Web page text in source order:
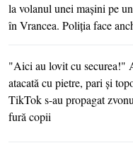
la volanul unei maşini pe
în Vrancea. Poliţia face
"Aici au lovit cu securea!"
atacată cu pietre, pari şi
TikTok s-au propagat
fură copii